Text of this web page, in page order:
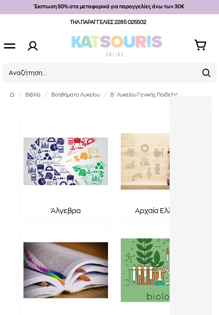
Έκπτωση 50% στα μεταφορικά για παραγγελίες άνω των 30€
ΤΗΛ.ΠΑΡΑΓΓΕΛΙΕΣ 2285 025502
Βιβλία Βοηθήματα Λυκείου Β΄ Λυκείου Γενικής Παιδείας
Άλγεβρα Αρχαία Ελληνικά